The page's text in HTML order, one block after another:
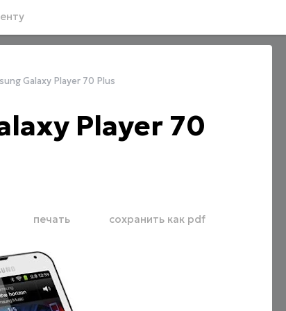
Galaxy Player 70 Plus
Player 70
печать сохранить как pdf